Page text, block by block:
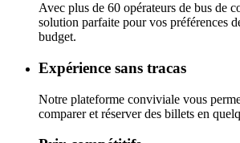
Avec plus de 60 opérateurs de bus de
solution parfaite pour vos préférences
budget.
Expérience sans tracas
Notre plateforme conviviale vous
comparer et réserver des billets en